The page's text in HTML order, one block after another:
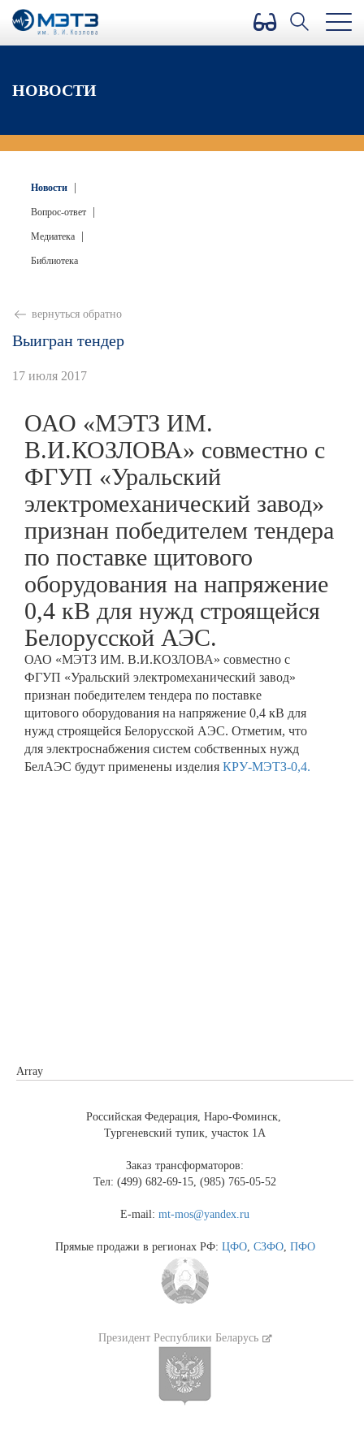
Версия для слабовидящих
НОВОСТИ
Новости
Вопрос-ответ
Медиатека
Библиотека
вернуться обратно
Выигран тендер
17 июля 2017
ОАО «МЭТЗ ИМ.
В.И.КОЗЛОВА» совместно с
ФГУП «Уральский
электромеханический завод»
признан победителем тендера
по поставке щитового
оборудования на напряжение
0,4 кВ для нужд строящейся
Белорусской АЭС.
ОАО «МЭТЗ ИМ. В.И.КОЗЛОВА» совместно с
ФГУП «Уральский электромеханический завод»
признан победителем тендера по поставке
щитового оборудования на напряжение 0,4 кВ для
нужд строящейся Белорусской АЭС. Отметим, что
для электроснабжения систем собственных нужд
БелАЭС будут применены изделия КРУ-МЭТЗ-0,4.
Array
Российская Федерация, Наро-Фоминск,
Тургеневский тупик, участок 1А
Заказ трансформаторов:
Тел: (499) 682-69-15, (985) 765-05-52
E-mail:mt-mos@yandex.ru
Прямые продажи в регионах РФ: ЦФО, СЗФО, ПФО
Президент Республики Беларусь